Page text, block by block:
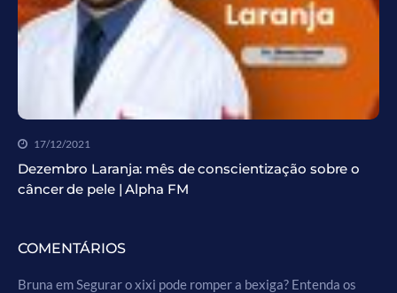
17/12/2021
Dezembro Laranja: mês de conscientização sobre o
câncer de pele | Alpha FM
COMENTÁRIOS
Bruna em Segurar o xixi pode romper a bexiga? Entenda os